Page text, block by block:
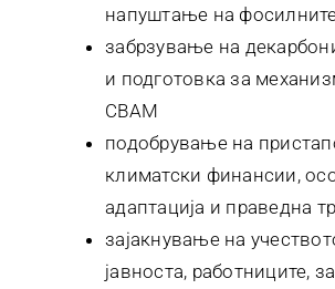
напуштање на
забрзување на
и подготовка за
CBAM
подобрување на
климатски финансии,
адаптација и праведна
зајакнување на
јавноста, работниците,